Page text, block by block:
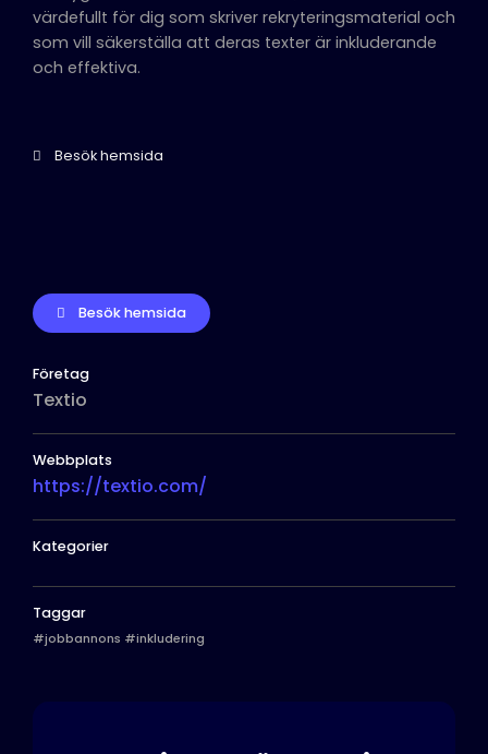
Besök hemsida
Företag
Textio
Webbplats
https://textio.com/
Kategorier
Taggar
#jobbannons #inkludering
värdefullt för dig som skriver rekryteringsmaterial och
som vill säkerställa att deras texter är inkluderande
och effektiva.
Besök hemsida